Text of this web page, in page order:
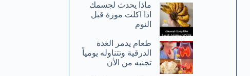
ماذا يحدث لجسمك
اذا اكلت موزة قبل
النوم
طعام يدمر الغدة
الدرقية وتتناوله يومياً
تجنبه من الأن